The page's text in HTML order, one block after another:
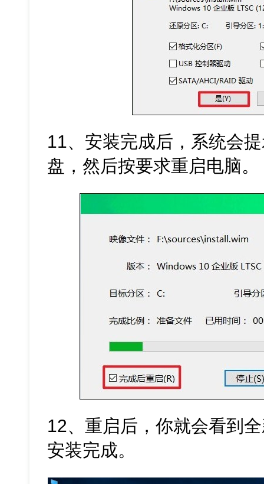
11、安装完成后，系统会
盘，然后按要求重启电脑。
12、重启后，你就会看到
安装完成。